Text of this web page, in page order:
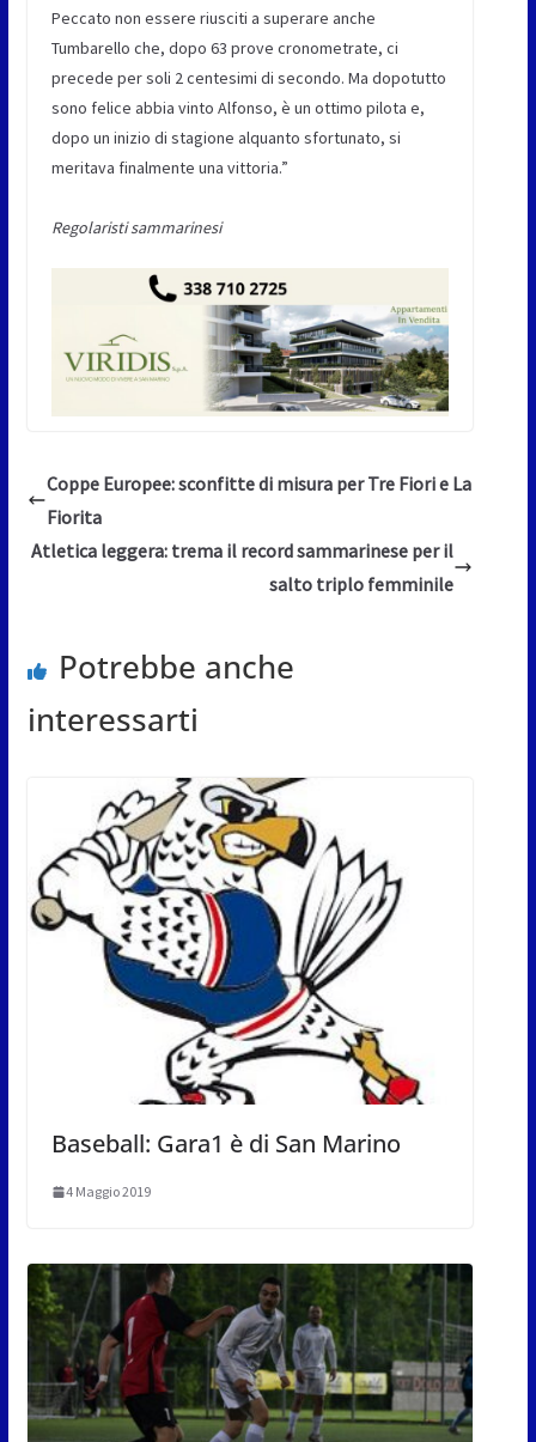
Peccato non essere riusciti a superare anche
Tumbarello che, dopo 63 prove cronometrate, ci
precede per soli 2 centesimi di secondo. Ma dopotutto
sono felice abbia vinto Alfonso, è un ottimo pilota e,
dopo un inizio di stagione alquanto sfortunato, si
meritava finalmente una vittoria.”
Regolaristi sammarinesi
Coppe Europee: sconfitte di misura per Tre Fiori e La
Fiorita
Atletica leggera: trema il record sammarinese per il
salto triplo femminile
Potrebbe anche
interessarti
Baseball: Gara1 è di San Marino
4 Maggio 2019